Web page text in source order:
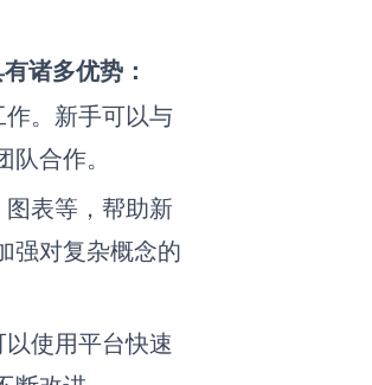
诸多优势：
。新手可以与
合作。
表等，帮助新
强对复杂概念的
使用平台快速